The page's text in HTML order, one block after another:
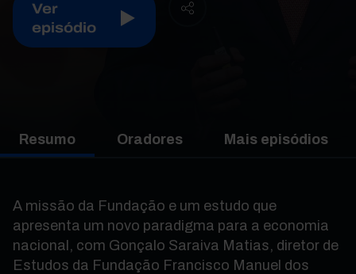
Ver
episódio
Resumo Oradores Mais episódios
A missão da Fundação e um estudo que
apresenta um novo paradigma para a economia
nacional, com Gonçalo Saraiva Matias, diretor de
Estudos da Fundação Francisco Manuel dos